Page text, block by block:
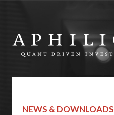
NEWS & DOWNLOADS